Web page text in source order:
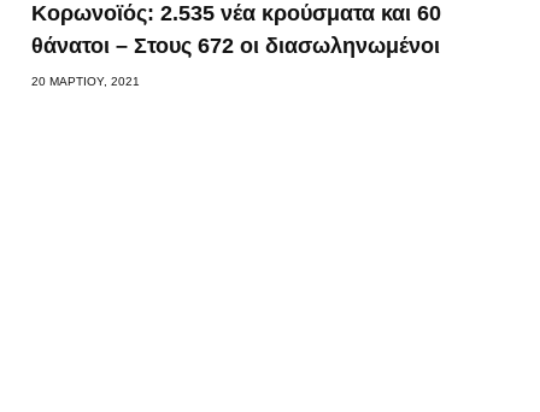
Κορωνοϊός: 2.535 νέα κρούσματα και 60
θάνατοι – Στους 672 οι διασωληνωμένοι
20 ΜΑΡΤΊΟΥ, 2021